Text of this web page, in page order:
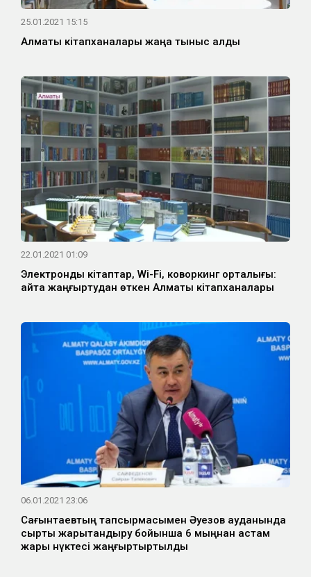
25.01.2021 15:15
Алматы кітапханалары жаңа тыныс алды
22.01.2021 01:09
Электронды кітаптар, Wi-Fi, коворкинг орталығы:
қайта жаңғыртудан өткен Алматы кітапханалары
06.01.2021 23:06
Сағынтаевтың тапсырмасымен Әуезов ауданында
сыртқы жарықтандыру бойынша 6 мыңнан астам
жарық нүктесі жаңғыртыртылды